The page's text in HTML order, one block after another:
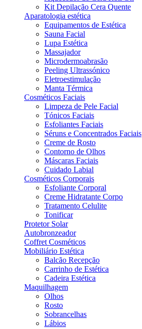
Kit Depilação Cera Quente
Aparatologia estética
Equipamentos de Estética
Sauna Facial
Lupa Estética
Massajador
Microdermoabrasão
Peeling Ultrassónico
Eletroestimulação
Manta Térmica
Cosméticos Faciais
Limpeza de Pele Facial
Tónicos Faciais
Esfoliantes Faciais
Séruns e Concentrados Faciais
Creme de Rosto
Contorno de Olhos
Máscaras Faciais
Cuidado Labial
Cosméticos Corporais
Esfoliante Corporal
Creme Hidratante Corpo
Tratamento Celulite
Tonificar
Protetor Solar
Autobronzeador
Coffret Cosméticos
Mobiliário Estética
Balcão Recepção
Carrinho de Estética
Cadeira Estética
Maquilhagem
Olhos
Rosto
Sobrancelhas
Lábios